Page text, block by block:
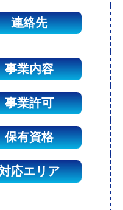
連絡先
事業内容
事業許可
保有資格
応エリア